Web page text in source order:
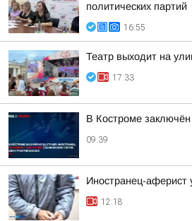
политических партий
16:55
Театр выходит на
17:33
В Костроме
09:39
Иностранец-аферист
12:18